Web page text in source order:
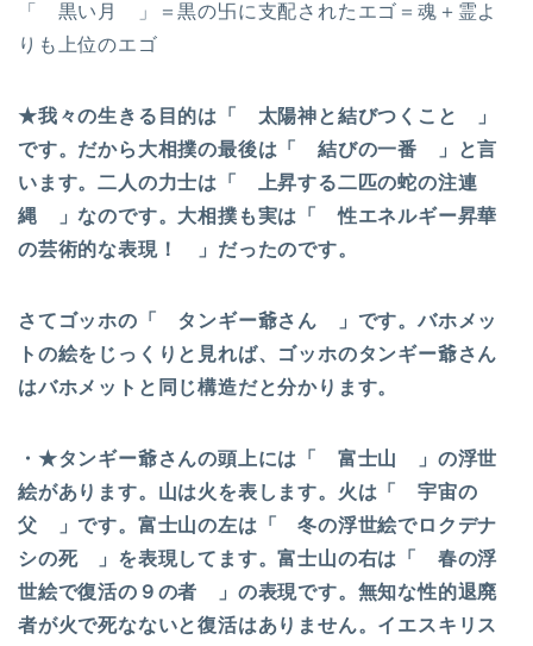
「 黒い月 」＝黒の卐に支配されたエゴ＝魂＋霊よ
りも上位のエゴ
★我々の生きる目的は「 太陽神と結びつくこと 」
です。だから大相撲の最後は「 結びの一番 」と言
います。二人の力士は「 上昇する二匹の蛇の注連
縄 」なのです。大相撲も実は「 性エネルギー昇華
の芸術的な表現！ 」だったのです。
さてゴッホの「 タンギー爺さん 」です。バホメッ
トの絵をじっくりと見れば、ゴッホのタンギー爺さん
はバホメットと同じ構造だと分かります。
・★タンギー爺さんの頭上には「 富士山 」の浮世
絵があります。山は火を表します。火は「 宇宙の
父 」です。富士山の左は「 冬の浮世絵でロクデナ
シの死 」を表現してます。富士山の右は「 春の浮
世絵で復活の９の者 」の表現です。無知な性的退廃
者が火で死なないと復活はありません。イエスキリス